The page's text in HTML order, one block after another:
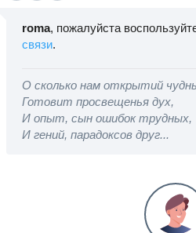
roma, пожалуйста
связи.
О сколько нам открытий
Готовит просвещенья дух,
И опыт, сын ошибок трудных,
И гений, парадоксов друг...